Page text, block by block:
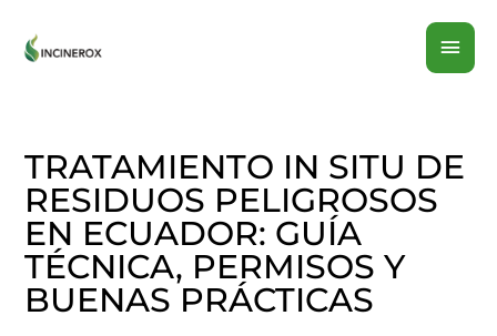
TRATAMIENTO IN SITU DE
RESIDUOS PELIGROSOS
EN ECUADOR: GUÍA
TÉCNICA, PERMISOS Y
BUENAS PRÁCTICAS